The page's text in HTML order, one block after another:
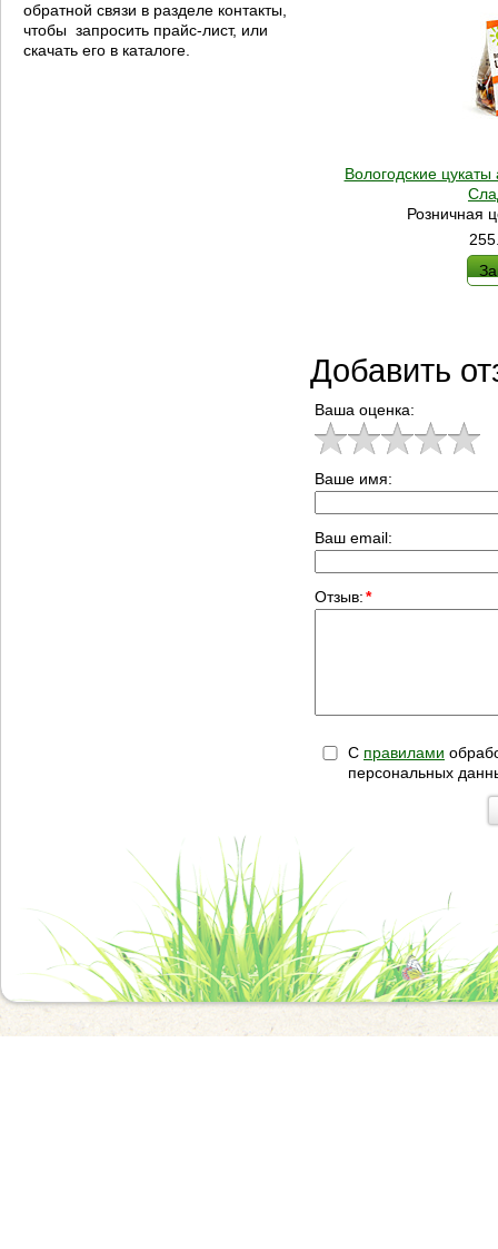
обратной связи в разделе контакты,
чтобы запросить прайс-лист, или
скачать его в каталоге.
Вологодские цукаты
Розничная
Добавить
Ваша оценка:
Ваше имя:
Ваш email:
Отзыв:*
С правилами
персональных